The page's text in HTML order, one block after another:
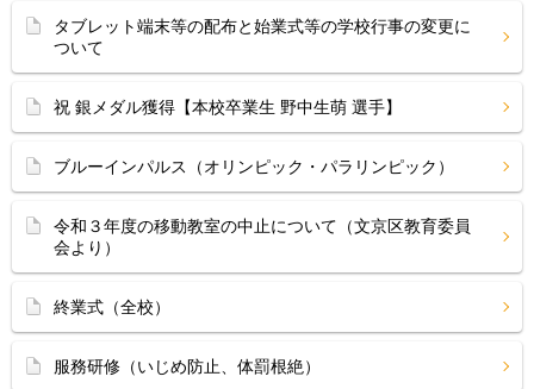
タブレット端末等の配布と始業式等の学校行事の変更に
ついて
祝 銀メダル獲得【本校卒業生 野中生萌 選手】
ブルーインパルス（オリンピック・パラリンピック）
令和３年度の移動教室の中止について（文京区教育委員
会より）
終業式（全校）
服務研修（いじめ防止、体罰根絶）